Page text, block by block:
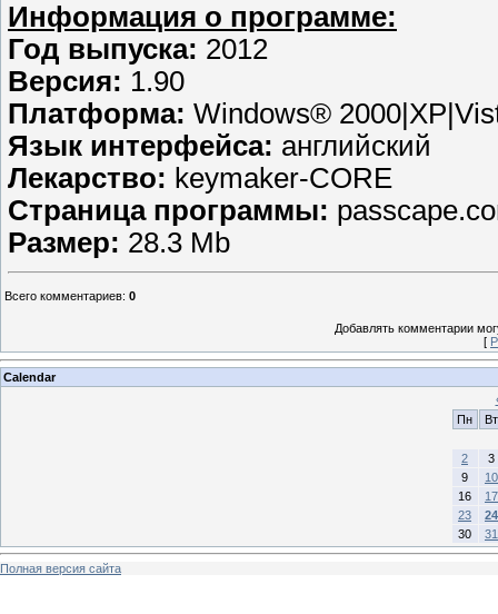
Информация о программе:
Год выпуска: 2012
Версия: 1.90
Платформа: Windows®
Язык интерфейса: английский
Лекарство: keymaker-CORE
Страница программы:
Размер: 28.3 Мb
Всего комментариев: 0
Добавлять комментарии
[
Calendar
Пн
Вт
2
3
9
10
16
17
23
24
30
31
Полная версия сайта